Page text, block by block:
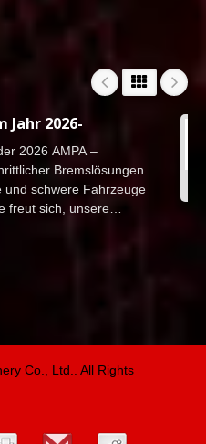
Jahr 2026-
2026 AMPA –
Bremslösungen
und schwere Fahrzeuge
freut sich, unsere
Co., Ltd.. All Rights